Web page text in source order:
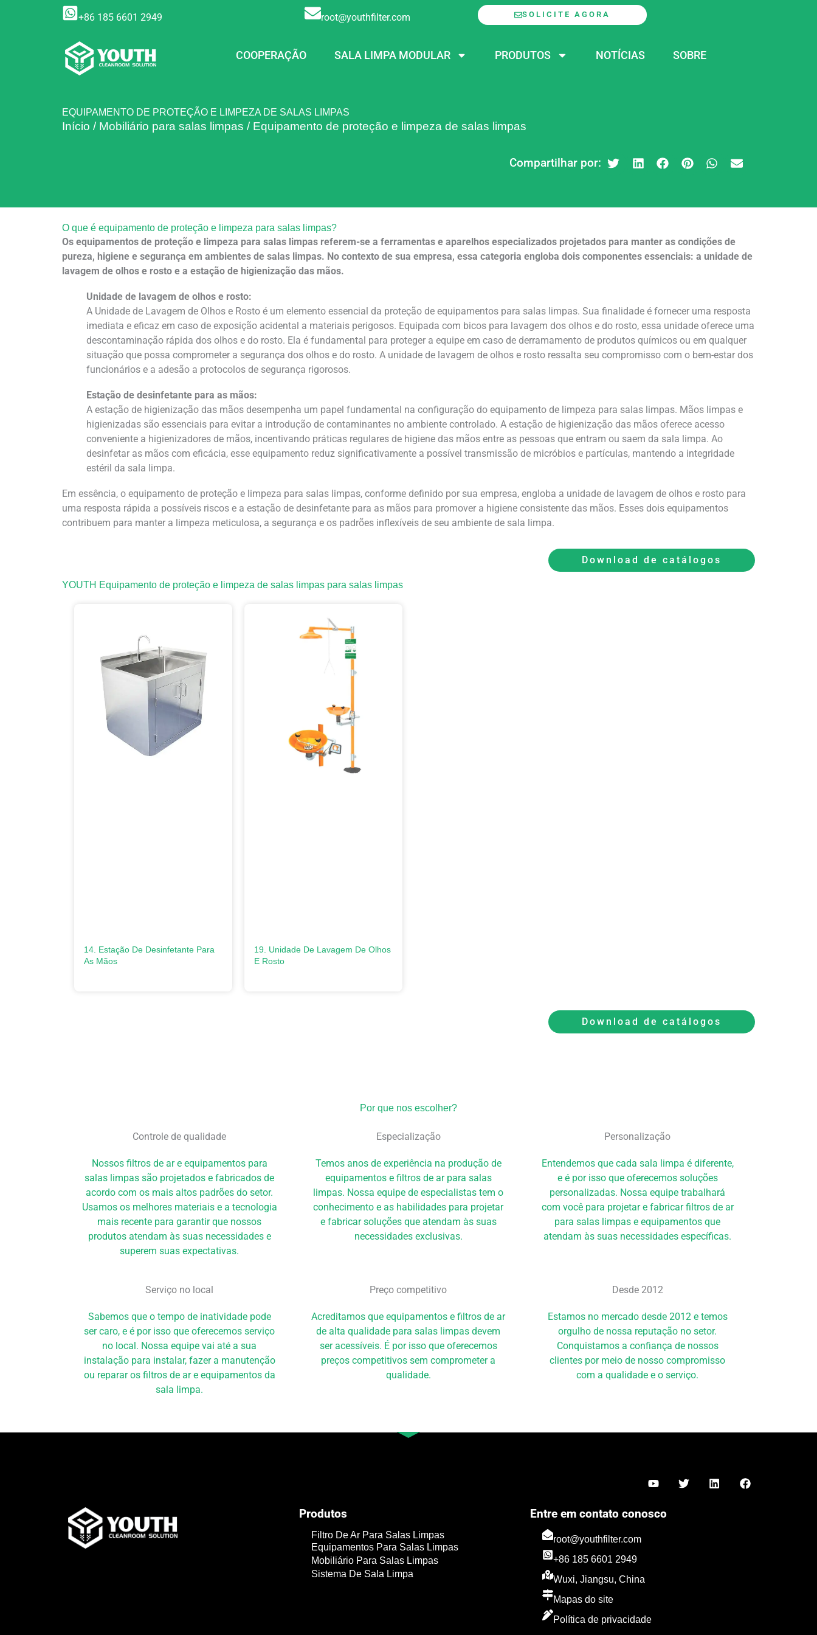
+86 185 6601 2949 root@youthfilter.com SOLICITE AGORA
COOPERAÇÃO SALA LIMPA MODULAR PRODUTOS NOTÍCIAS SOBRE
EQUIPAMENTO DE PROTEÇÃO E LIMPEZA DE SALAS LIMPAS
Início / Mobiliário para salas limpas / Equipamento de proteção e limpeza de salas limpas
Compartilhar por:
O que é equipamento de proteção e limpeza para salas limpas?
Os equipamentos de proteção e limpeza para salas limpas referem-se a ferramentas e aparelhos especializados projetados para manter as condições de
pureza, higiene e segurança em ambientes de salas limpas. No contexto de sua empresa, essa categoria engloba dois componentes essenciais: a unidade de
lavagem de olhos e rosto e a estação de higienização das mãos.
Unidade de lavagem de olhos e rosto:
A Unidade de Lavagem de Olhos e Rosto é um elemento essencial da proteção de equipamentos para salas limpas. Sua finalidade é fornecer uma resposta
imediata e eficaz em caso de exposição acidental a materiais perigosos. Equipada com bicos para lavagem dos olhos e do rosto, essa unidade oferece uma
descontaminação rápida dos olhos e do rosto. Ela é fundamental para proteger a equipe em caso de derramamento de produtos químicos ou em qualquer
situação que possa comprometer a segurança dos olhos e do rosto. A unidade de lavagem de olhos e rosto ressalta seu compromisso com o bem-estar dos
funcionários e a adesão a protocolos de segurança rigorosos.
Estação de desinfetante para as mãos:
A estação de higienização das mãos desempenha um papel fundamental na configuração do equipamento de limpeza para salas limpas. Mãos limpas e
higienizadas são essenciais para evitar a introdução de contaminantes no ambiente controlado. A estação de higienização das mãos oferece acesso
conveniente a higienizadores de mãos, incentivando práticas regulares de higiene das mãos entre as pessoas que entram ou saem da sala limpa. Ao
desinfetar as mãos com eficácia, esse equipamento reduz significativamente a possível transmissão de micróbios e partículas, mantendo a integridade
estéril da sala limpa.
Em essência, o equipamento de proteção e limpeza para salas limpas, conforme definido por sua empresa, engloba a unidade de lavagem de olhos e rosto para
uma resposta rápida a possíveis riscos e a estação de desinfetante para as mãos para promover a higiene consistente das mãos. Esses dois equipamentos
contribuem para manter a limpeza meticulosa, a segurança e os padrões inflexíveis de seu ambiente de sala limpa.
Download de catálogos
YOUTH Equipamento de proteção e limpeza de salas limpas para salas limpas
14. Estação De Desinfetante Para
As Mãos
19. Unidade De Lavagem De Olhos
E Rosto
Download de catálogos
Por que nos escolher?
Controle de qualidade
Nossos filtros de ar e equipamentos para
salas limpas são projetados e fabricados de
acordo com os mais altos padrões do setor.
Usamos os melhores materiais e a tecnologia
mais recente para garantir que nossos
produtos atendam às suas necessidades e
superem suas expectativas.
Especialização
Temos anos de experiência na produção de
equipamentos e filtros de ar para salas
limpas. Nossa equipe de especialistas tem o
conhecimento e as habilidades para projetar
e fabricar soluções que atendam às suas
necessidades exclusivas.
Personalização
Entendemos que cada sala limpa é diferente,
e é por isso que oferecemos soluções
personalizadas. Nossa equipe trabalhará
com você para projetar e fabricar filtros de ar
para salas limpas e equipamentos que
atendam às suas necessidades específicas.
Serviço no local
Sabemos que o tempo de inatividade pode
ser caro, e é por isso que oferecemos serviço
no local. Nossa equipe vai até a sua
instalação para instalar, fazer a manutenção
ou reparar os filtros de ar e equipamentos da
sala limpa.
Preço competitivo
Acreditamos que equipamentos e filtros de ar
de alta qualidade para salas limpas devem
ser acessíveis. É por isso que oferecemos
preços competitivos sem comprometer a
qualidade.
Desde 2012
Estamos no mercado desde 2012 e temos
orgulho de nossa reputação no setor.
Conquistamos a confiança de nossos
clientes por meio de nosso compromisso
com a qualidade e o serviço.
Y
o
t
u
T
w
L
i
F
a
Produtos
Filtro De Ar Para Salas Limpas
Equipamentos Para Salas Limpas
Mobiliário Para Salas Limpas
Sistema De Sala Limpa
Entre em contato conosco
root@youthfilter.com
+86 185 6601 2949
Wuxi, Jiangsu, China
Mapas do site
Política de privacidade